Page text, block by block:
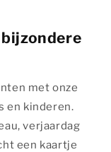
met onze
en kinderen.
verjaardag
een kaartje